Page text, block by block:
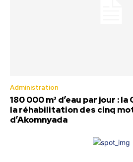
Administration
180 000 m³ d’eau par jour : la
la réhabilitation des cinq
d’Akomnyada